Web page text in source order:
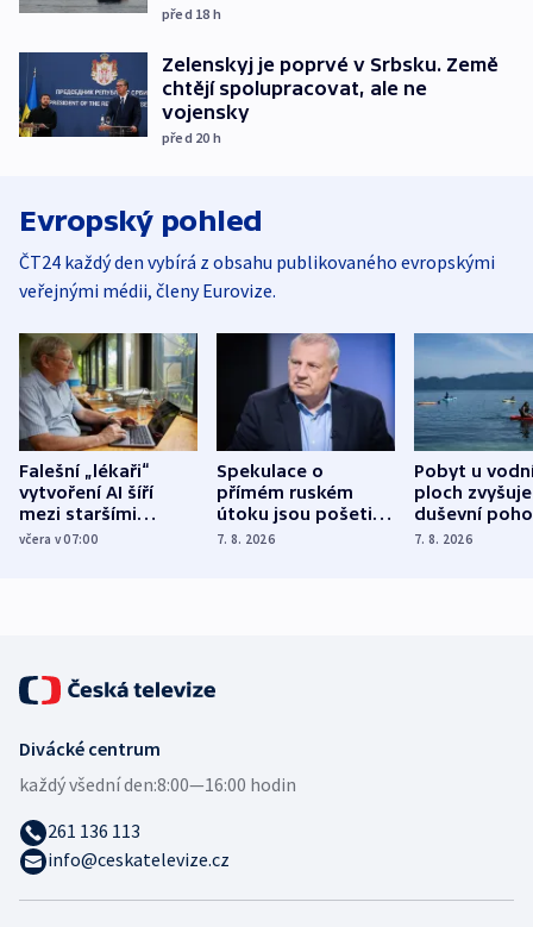
před 18 h
Zelenskyj je poprvé v Srbsku. Země
chtějí spolupracovat, ale ne
vojensky
před 20 h
Evropský pohled
ČT24 každý den vybírá z obsahu publikovaného evropskými
veřejnými médii, členy Eurovize.
Falešní „lékaři“
vytvoření AI šíří
mezi staršími
Poláky nebezpečné
včera v 07:00
Spekulace o
přímém ruském
útoku jsou pošetilé,
míní estonský
7. 8. 2026
Pobyt u
ploch zvyšuje
duševní
ukázala
7. 8. 2026
Divácké centrum
každý všední den:8:00—16:00 hodin
261 136 113
info@ceskatelevize.cz